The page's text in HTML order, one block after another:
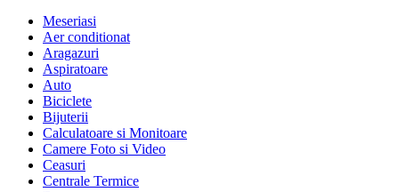
Meseriasi
Aer conditionat
Aragazuri
Aspiratoare
Auto
Biciclete
Bijuterii
Calculatoare si Monitoare
Camere Foto si Video
Ceasuri
Centrale Termice